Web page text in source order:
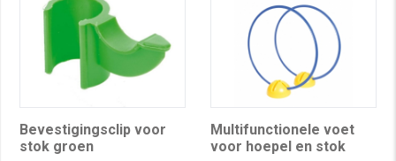
Bevestigingsclip voor
stok groen
Multifunctionele voet
voor hoepel en stok